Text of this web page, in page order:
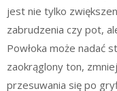
jest nie tylko
zabrudzenia czy pot,
Powłoka może nadać
zaokrąglony ton,
przesuwania się po